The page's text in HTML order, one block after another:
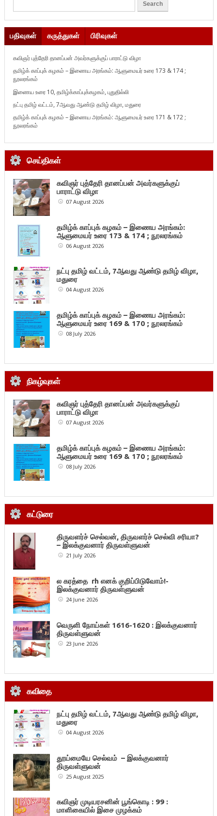
பதிவுகள் கருத்துகள் பிரிவுகள்
கவிஞர் புத்தேரி தானப்பன் அவர்களுக்குப் பாராட்டு விழா
தமிழ்க் காப்புக் கழகம் – இணைய அரங்கம்: ஆளுமையர் உரை 173 & 174 ;
நூலரங்கம்
இணைய உரை 10, தமிழ்க்காப்புக்கழகம், புதுதில்லி
நட்பு தமிழ் வட்டம், 7ஆவது ஆண்டு தமிழ் விழா, மதுரை
தமிழ்க் காப்புக் கழகம் – இணைய அரங்கம்: ஆளுமையர் உரை 171 & 172 ;
நூலரங்கம்
செய்திகள்
கவிஞர் புத்தேரி தானப்பன் அவர்களுக்குப்
பாராட்டு விழா
07 August 2026
தமிழ்க் காப்புக் கழகம் – இணைய அரங்கம்:
ஆளுமையர் உரை 173 & 174 ; நூலரங்கம்
06 August 2026
நட்பு தமிழ் வட்டம், 7ஆவது ஆண்டு தமிழ் விழா,
மதுரை
04 August 2026
தமிழ்க் காப்புக் கழகம் – இணைய அரங்கம்:
ஆளுமையர் உரை 169 & 170 ; நூலரங்கம்
08 July 2026
நிகழ்வுகள்
கவிஞர் புத்தேரி தானப்பன் அவர்களுக்குப்
பாராட்டு விழா
07 August 2026
தமிழ்க் காப்புக் கழகம் – இணைய அரங்கம்:
ஆளுமையர் உரை 169 & 170 ; நூலரங்கம்
08 July 2026
கட்டுரை
திருவளர்ச் செல்வன், திருவளர்ச் செல்வி சரியா?
– இலக்குவனார் திருவள்ளுவன்
21 July 2026
ல கரத்தை rh எனக் குறிப்பிடுவோம்!-
இலக்குவனார் திருவள்ளுவன்
24 June 2026
வெருளி நோய்கள் 1616-1620 : இலக்குவனார்
திருவள்ளுவன்
23 June 2026
கவிதை
நட்பு தமிழ் வட்டம், 7ஆவது ஆண்டு தமிழ் விழா,
மதுரை
04 August 2026
தூய்மையே செல்வம் – இலக்குவனார்
திருவள்ளுவன்
25 August 2025
கவிஞர் முடியரசனின் பூங்கொடி : 99 :
மாளிகையில் இசை முழக்கம்